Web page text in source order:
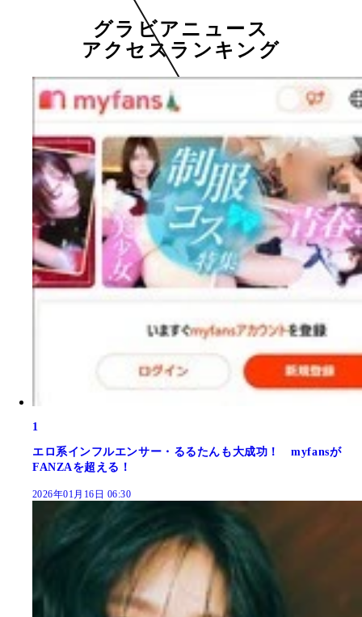
グラビアニュース
アクセスランキング
1
エロ系インフルエンサー・るるたんも大成功！ myfansが
FANZAを超える！
2026年01月16日 06:30